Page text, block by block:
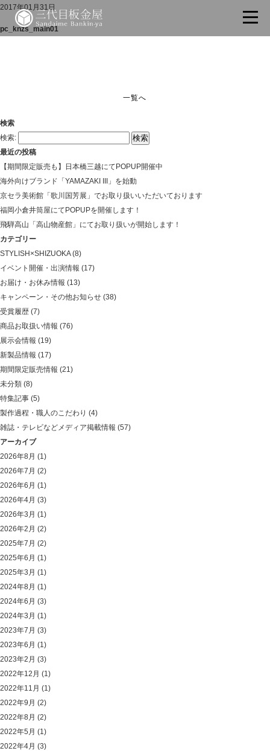
2017年01月31日
pc_knzs_main01
一覧へ
検索
検索:
最近の投稿
【期間限定販売も】日本橋三越にてPOPUP開催中
海外向けブランド「YAMAZAKI III」を始動
京セラ美術館「歌川国芳展」でお取り扱いいただいております
福岡小倉井筒屋にてPOPUPを開催します！
飛騨高山「高山物産館」にてお取り扱いが開始します！
カテゴリー
STYLISH×SHIZUOKA(8)
イベント開催・出演情報 (17)
お届け・お休み情報 (13)
キャンペーン・その他お知らせ (38)
受賞履歴 (7)
商品お取扱い情報 (76)
展示会情報 (19)
新製品情報 (17)
期間限定販売情報 (21)
未分類 (8)
特集記事 (5)
製作過程・職人のこだわり (4)
雑誌・テレビなどメディア掲載情報 (57)
アーカイブ
2026年8月 (1)
2026年7月 (2)
2026年6月 (1)
2026年4月 (3)
2026年3月 (1)
2026年2月 (2)
2025年7月 (2)
2025年6月 (1)
2025年3月 (1)
2024年8月 (1)
2024年6月 (3)
2024年3月 (1)
2023年7月 (3)
2023年6月 (1)
2023年2月 (3)
2022年12月 (1)
2022年11月 (1)
2022年9月 (2)
2022年8月 (2)
2022年5月 (1)
2022年4月 (3)